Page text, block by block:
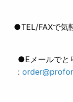
●TEL/FAXで気
●Eメールでと
: